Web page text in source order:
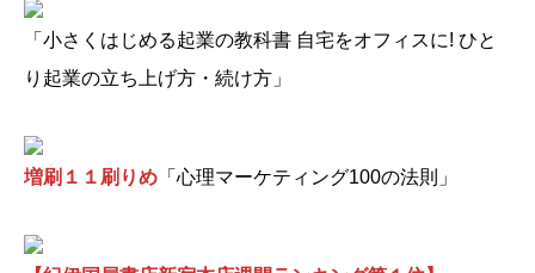
「小さくはじめる起業の教科書 自宅をオフィスに! ひと
り起業の立ち上げ方・続け方」
増刷１１刷りめ 「心理マーケティング100の法則」